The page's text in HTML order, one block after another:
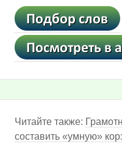
Читайте также:
составить «умную»